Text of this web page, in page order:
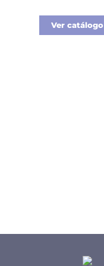
Ver catálogo